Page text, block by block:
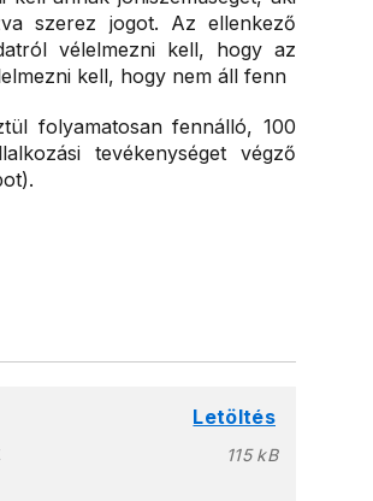
szerez jogot. Az ellenkező
vélelmezni kell, hogy az
kell, hogy nem áll fenn
folyamatosan fennálló, 100
tevékenységet végző
Letöltés
115 kB